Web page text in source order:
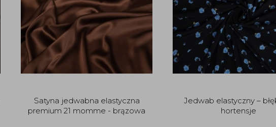
Satyna jedwabna elastyczna
premium 21 momme - brązowa
Jedwab elastyczny –
hortensje